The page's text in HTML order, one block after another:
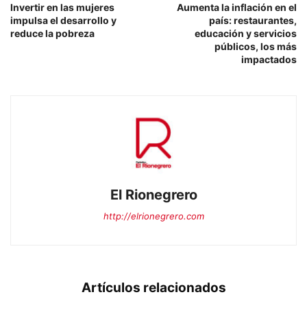
Invertir en las mujeres
impulsa el desarrollo y
reduce la pobreza
Aumenta la inflación en el
país: restaurantes,
educación y servicios
públicos, los más
impactados
El Rionegrero
http://elrionegrero.com
Artículos relacionados